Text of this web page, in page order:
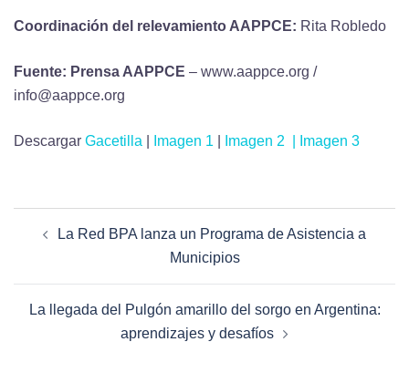
Coordinación del relevamiento AAPPCE: Rita Robledo
Fuente: Prensa AAPPCE – www.aappce.org /
info@aappce.org
Descargar Gacetilla Imagen 1 Imagen 2 | Imagen 3
La Red BPA lanza un Programa de Asistencia a
Municipios
La llegada del Pulgón amarillo del sorgo en Argentina:
aprendizajes y desafíos